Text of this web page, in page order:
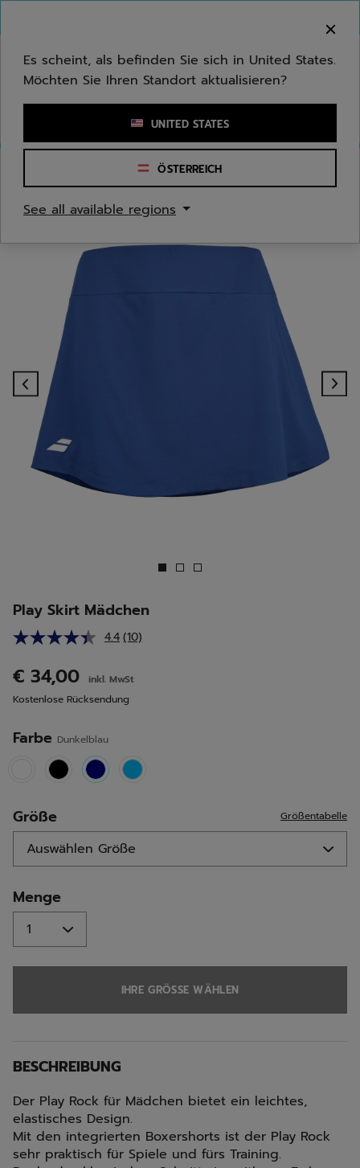
Stichwort oder Artikelnummer eingeben
Previous
Play Skirt Mädchen
4.4 10
Link
auf
derselben
(10)
€ 34,00
inkl. MwSt
Kostenlose Rücksendung
Farbe Dunkelblau
selected
Größe Größentabelle
Menge
IHRE GRÖSSE WÄHLEN
BESCHREIBUNG
Der Play Rock für Mädchen bietet ein leichtes,
elastisches Design.
Mit den integrierten Boxershorts ist der Play Rock
sehr praktisch für Spiele und fürs Training.
Es scheint, als befinden Sie sich in United States.
Möchten Sie Ihren Standort aktualisieren?
UNITED STATES
ÖSTERREICH
See all available regions